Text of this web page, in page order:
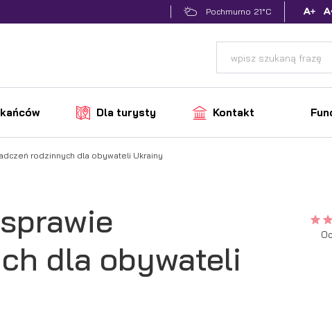
Pochmurno 21°C
Dla turysty Kontakt
rodzinnych dla obywateli Ukrainy
dla obywateli